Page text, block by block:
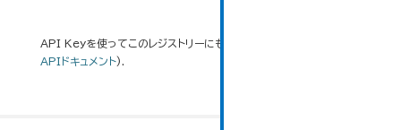
API Keyを使ってこのレジストリーにもアクセス可能です
APIドキュメント).